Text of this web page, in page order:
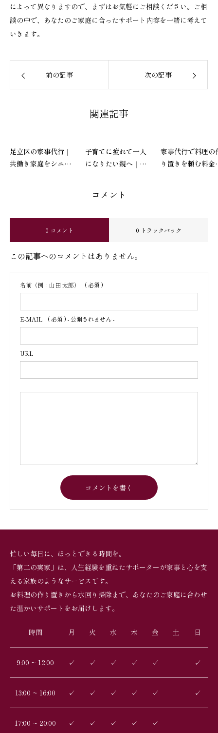
によって異なりますので、まずはお気軽にご相談ください。ご相
談の中で、あなたのご家庭に合ったサポート内容を一緒に考えて
いきます。
前の記事 次の記事
関連記事
足立区の家事代行｜
共働き家庭をシニア
子育てに疲れて一人
になりたい親へ｜罪
家事代行で料理の
り置きを頼む料金
コメント
0 コメント 0 トラックバック
この記事へのコメントはありません。
名前（例：山田 太郎） ( 必須 )
E-MAIL ( 必須 ) - 公開されません -
URL
忙しい毎日に、ほっとできる時間を。
「第二の実家」は、人生経験を重ねたサポーターが家事と心を支
える家族のようなサービスです。
お料理の作り置きから水回り掃除まで、あなたのご家庭に合わせ
た温かいサポートをお届けします。
時間 月 火 水 木 金 土 日
9:00 ~ 12:00 ✓ ✓ ✓ ✓ ✓ ✓
13:00 ~ 16:00 ✓ ✓ ✓ ✓ ✓ ✓
17:00 ~ 20:00 ✓ ✓ ✓ ✓ ✓